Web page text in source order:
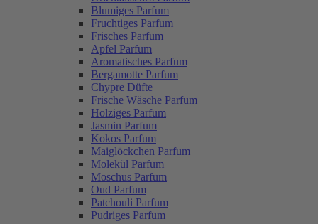
Blumiges Parfum
Fruchtiges Parfum
Frisches Parfum
Apfel Parfum
Aromatisches Parfum
Bergamotte Parfum
Chypre Düfte
Frische Wäsche Parfum
Holziges Parfum
Jasmin Parfum
Kokos Parfum
Maiglöckchen Parfum
Molekül Parfum
Moschus Parfum
Oud Parfum
Patchouli Parfum
Pudriges Parfum